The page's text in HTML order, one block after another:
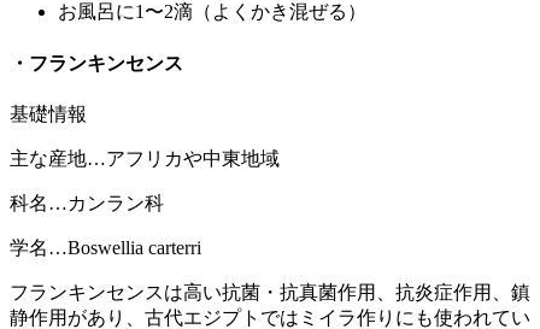
お風呂に1〜2滴（よくかき混ぜる）
・フランキンセンス
基礎情報
主な産地…アフリカや中東地域
科名…カンラン科
学名…Boswellia carterri
フランキンセンスは高い抗菌・抗真菌作用、抗炎症作用、鎮
静作用があり、古代エジプトではミイラ作りにも使われてい